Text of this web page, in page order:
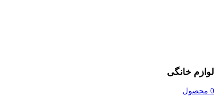
لوازم خانگی
0 محصول